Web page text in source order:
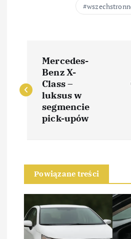
a
w
c
Mercedes-
Benz X-
Class –
luksus w
segmencie
pick-upów
Powiązane treści